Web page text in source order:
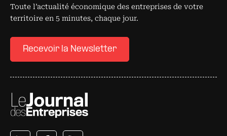
Toute l’actualité économique des entreprises de votre
territoire en 5 minutes, chaque jour.
Recevoir la Newsletter